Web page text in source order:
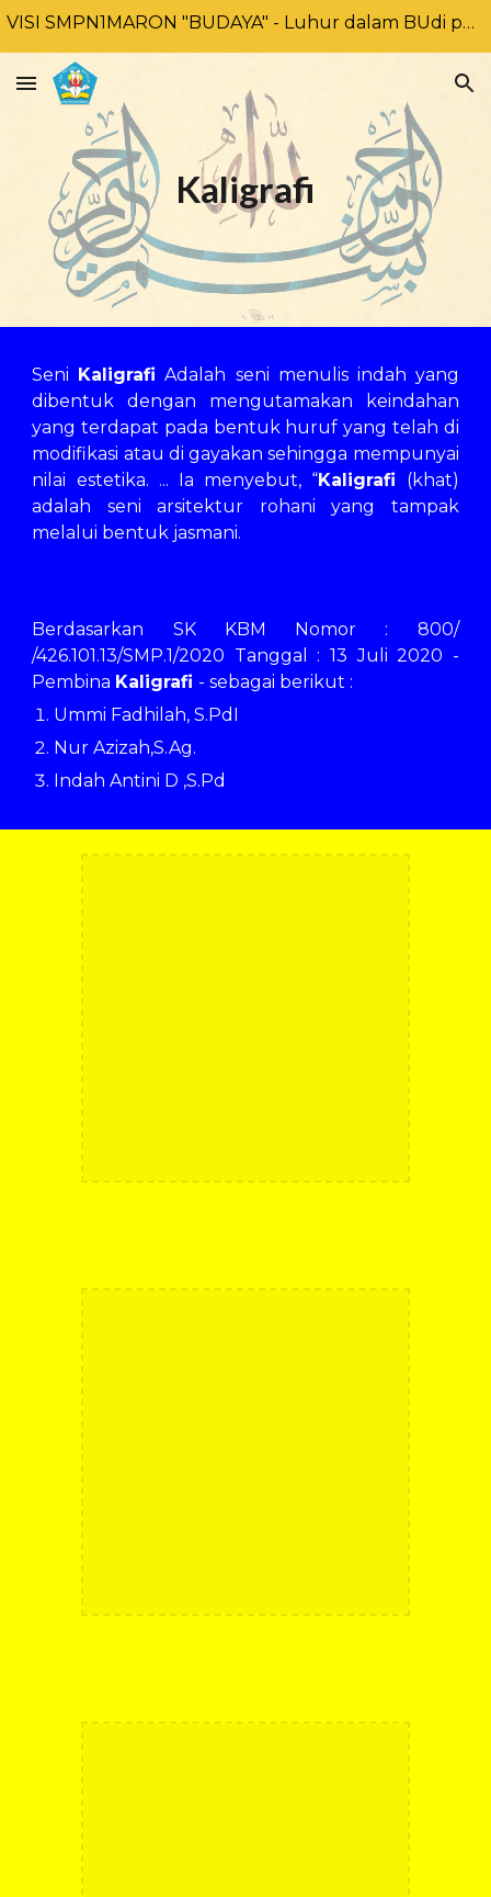
VISI SMPN1MARON "BUDAYA" - Luhur dalam BUdi pekerti, Unggul DAlam prestasi dan BerbudaYA lingkungan
Kaligrafi
Seni Kaligrafi Adalah seni menulis indah yang
dibentuk dengan mengutamakan keindahan
yang terdapat pada bentuk huruf yang telah di
modifikasi atau di gayakan sehingga mempunyai
nilai estetika. ... Ia menyebut, “Kaligrafi (khat)
adalah seni arsitektur rohani yang tampak
melalui bentuk jasmani.
Berdasarkan SK KBM Nomor : 800/
/426.101.13/SMP.1/2020 Tanggal : 13 Juli 2020 -
Pembina Kaligrafi - sebagai berikut :
Ummi Fadhilah, S.PdI
Nur Azizah,S.Ag.
Indah Antini D ,S.Pd